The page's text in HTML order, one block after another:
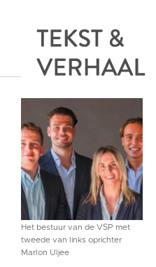
Het bestuur van de VSP met
tweede van links oprichter
Marlon Uljee